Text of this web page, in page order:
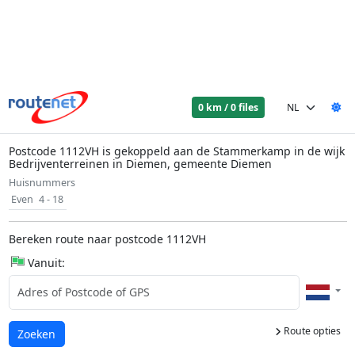
0 km / 0 files
Postcode 1112VH is gekoppeld aan de Stammerkamp in de wijk
Bedrijventerreinen in Diemen, gemeente Diemen
Huisnummers
Even 4 - 18
Bereken route naar postcode 1112VH
Vanuit:
Route opties
Laden...
Zoeken